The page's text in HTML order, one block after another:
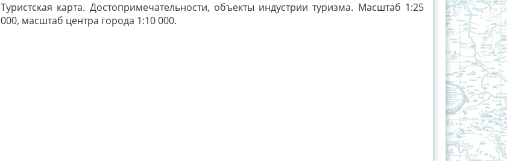
Туристская карта. Достопримечательности, объекты индустрии туризма. Масштаб 1:25
000, масштаб центра города 1:10 000.